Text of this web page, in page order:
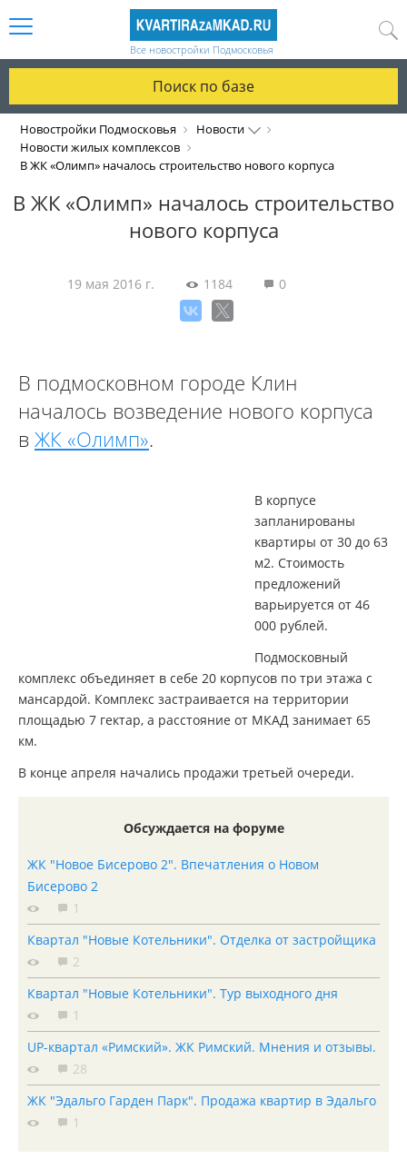
Все новостройки Подмосковья
Поиск по базе
Новостройки Подмосковья
Новости
Новости жилых комплексов
В ЖК «Олимп» началось строительство нового корпуса
В ЖК «Олимп» началось строительство
нового корпуса
19 мая 2016 г. 1184 0
В подмосковном городе Клин
началось возведение нового корпуса
в ЖК «Олимп».
В корпусе
запланированы
квартиры от 30 до 63
м2. Стоимость
предложений
варьируется от 46
000 рублей.
Подмосковный
комплекс объединяет в себе 20 корпусов по три этажа с
мансардой. Комплекс застраивается на территории
площадью 7 гектар, а расстояние от МКАД занимает 65
км.
В конце апреля начались продажи третьей очереди.
Обсуждается на форуме
ЖК "Новое Бисерово 2". Впечатления о Новом
Бисерово 2
1
Квартал "Новые Котельники". Отделка от застройщика
2
Квартал "Новые Котельники". Тур выходного дня
1
UP-квартал «Римский». ЖК Римский. Мнения и отзывы.
28
ЖК "Эдальго Гарден Парк". Продажа квартир в Эдальго
1